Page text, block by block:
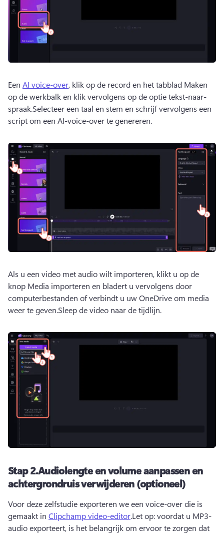
Een AI voice-over, klik op de record en het tabblad Maken
op de werkbalk en klik vervolgens op de optie tekst-naar-
spraak.Selecteer een taal en stem en schrijf vervolgens een
script om een AI-voice-over te genereren.
Als u een video met audio wilt importeren, klikt u op de
knop Media importeren en bladert u vervolgens door
computerbestanden of verbindt u uw OneDrive om media
weer te geven.Sleep de video naar de tijdlijn.
Stap 2.Audiolengte en volume aanpassen en
achtergrondruis verwijderen (optioneel)
Voor deze zelfstudie exporteren we een voice-over die is
gemaakt in Clipchamp video-editor.Let op: voordat u MP3-
audio exporteert, is het belangrijk om ervoor te zorgen dat